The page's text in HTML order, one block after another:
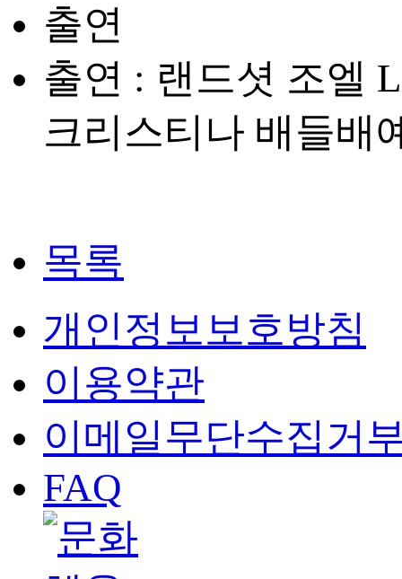
출연
출연 : 랜드셧 조엘
크리스티나 배들배
목록
개인정보보호방침
이용약관
이메일무단수집거
FAQ